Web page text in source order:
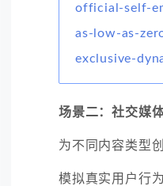
official-self-
as-low-as-
exclusive-
场景二：社交媒
为不同内容类型
模拟真实用户行